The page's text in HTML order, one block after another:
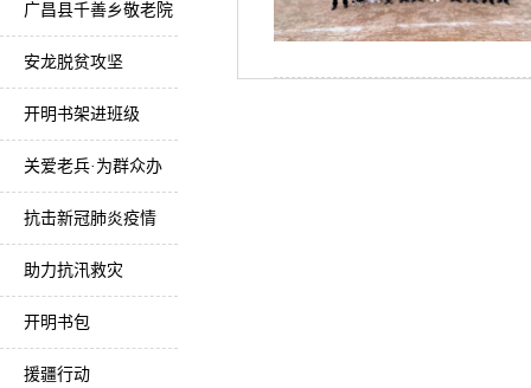
广昌县千善乡敬老院
安龙脱贫攻坚
开明书架进班级
关爱老兵·为群众办
实事
抗击新冠肺炎疫情
助力抗汛救灾
开明书包
援疆行动